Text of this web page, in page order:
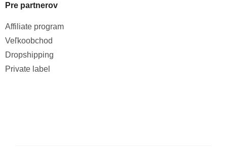
Pre partnerov
Affiliate program
Veľkoobchod
Dropshipping
Private label